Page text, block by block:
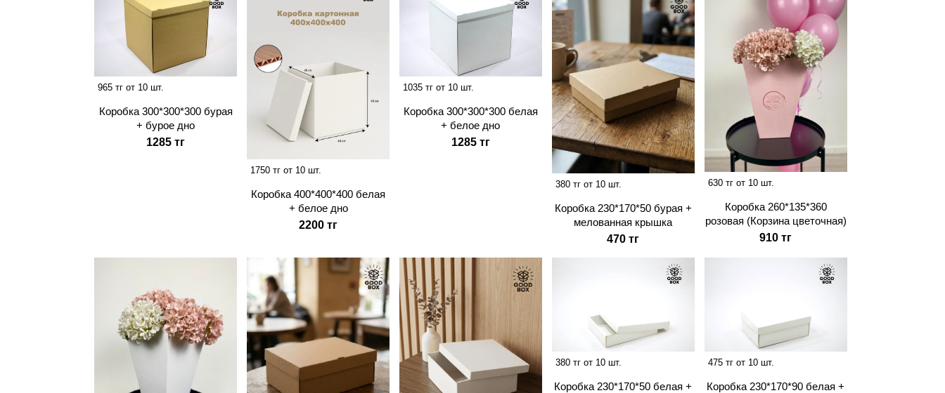
965 тг от 10 шт.
Коробка 300*300*300 бурая
+ бурое дно
1285 тг
1750 тг от 10 шт.
Коробка 400*400*400 белая
+ белое дно
2200 тг
1035 тг от 10 шт.
Коробка 300*300*300 белая
+ белое дно
1285 тг
380 тг от 10 шт.
Коробка 230*170*50 бурая +
мелованная крышка
470 тг
630 тг от 10 шт.
Коробка 260*135*360
розовая (Корзина цветочная)
910 тг
380 тг от 10 шт.
Коробка 230*170*50 белая +
475 тг от 10 шт.
Коробка 230*170*90 белая +